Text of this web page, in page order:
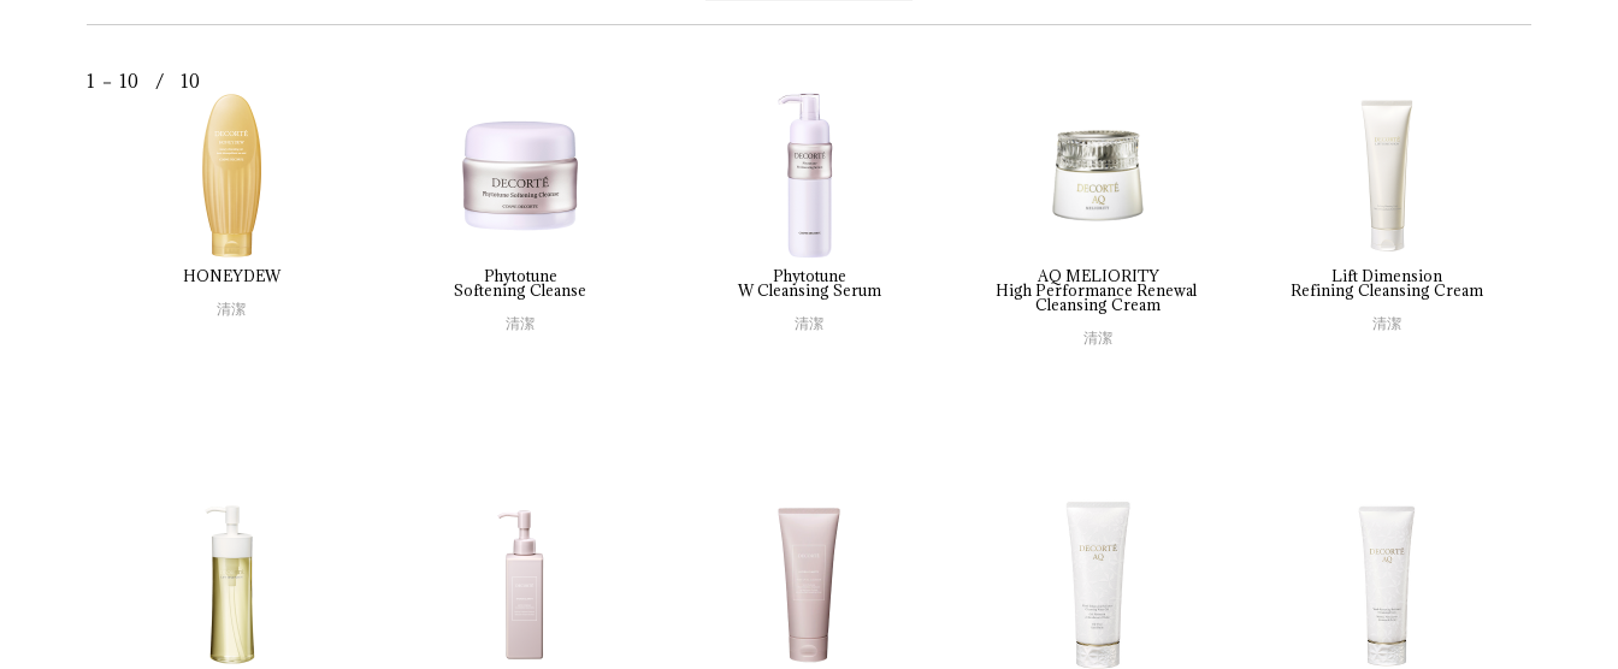
1 － 10 / 10
HONEYDEW
清潔
Phytotune
Softening Cleanse
清潔
Phytotune
W Cleansing Serum
清潔
AQ MELIORITY
High Performance Renewal
Cleansing Cream
清潔
Lift Dimension
Refining Cleansing Cream
清潔